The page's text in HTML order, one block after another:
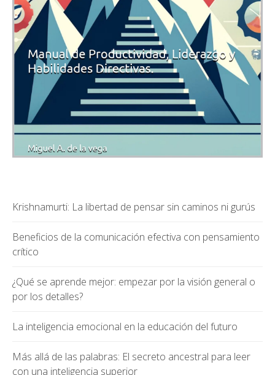
Krishnamurti: La libertad de pensar sin caminos ni gurús
Beneficios de la comunicación efectiva con pensamiento
crítico
¿Qué se aprende mejor: empezar por la visión general o
por los detalles?
La inteligencia emocional en la educación del futuro
Más allá de las palabras: El secreto ancestral para leer
con una inteligencia superior